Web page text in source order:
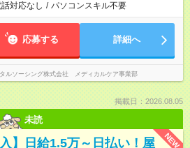
話対応なし / パソコンスキル不要
応募する 詳細へ
ルソーシング株式会社 メディカルケア事業部
掲載日：2026.08.05
未読
NEW
】日給1.5万～日払い！屋